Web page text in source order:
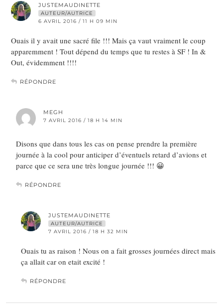
JUSTEMAUDINETTE
AUTEUR/AUTRICE
6 AVRIL 2016 / 11 H 09 MIN
Ouais il y avait une sacré file !!! Mais ça vaut vraiment le coup
apparemment ! Tout dépend du temps que tu restes à SF ! In &
Out, évidemment !!!!
RÉPONDRE
MEGH
7 AVRIL 2016 / 18 H 14 MIN
Disons que dans tous les cas on pense prendre la première
journée à la cool pour anticiper d’éventuels retard d’avions et
parce que ce sera une très longue journée !!! 😀
RÉPONDRE
JUSTEMAUDINETTE
AUTEUR/AUTRICE
7 AVRIL 2016 / 18 H 32 MIN
Ouais tu as raison ! Nous on a fait grosses journées direct mais
ça allait car on etait excité !
RÉPONDRE